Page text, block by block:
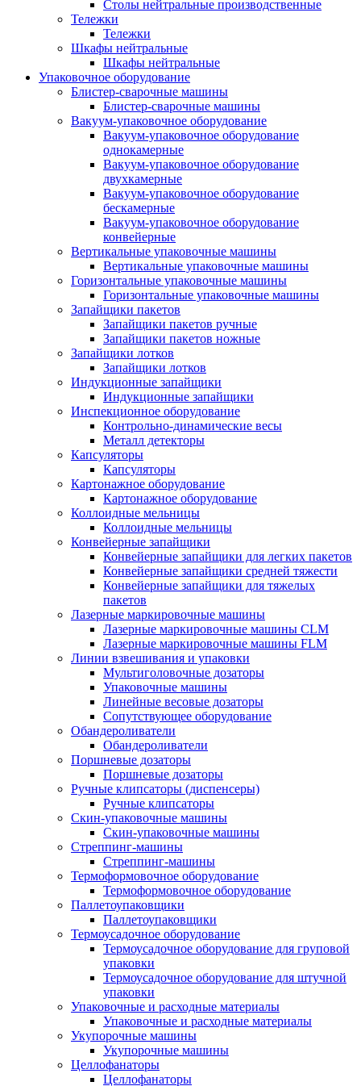
Столы нейтральные производственные
Тележки
Тележки
Шкафы нейтральные
Шкафы нейтральные
Упаковочное оборудование
Блистер-сварочные машины
Блистер-сварочные машины
Вакуум-упаковочное оборудование
Вакуум-упаковочное оборудование
однокамерные
Вакуум-упаковочное оборудование
двухкамерные
Вакуум-упаковочное оборудование
беcкамерные
Вакуум-упаковочное оборудование
конвейерные
Вертикальные упаковочные машины
Вертикальные упаковочные машины
Горизонтальные упаковочные машины
Горизонтальные упаковочные машины
Запайщики пакетов
Запайщики пакетов ручные
Запайщики пакетов ножные
Запайщики лотков
Запайщики лотков
Индукционные запайщики
Индукционные запайщики
Инспекционное оборудование
Контрольно-динамические весы
Металл детекторы
Капсуляторы
Капсуляторы
Картонажное оборудование
Картонажное оборудование
Коллоидные мельницы
Коллоидные мельницы
Конвейерные запайщики
Конвейерные запайщики для легких пакетов
Конвейерные запайщики средней тяжести
Конвейерные запайщики для тяжелых
пакетов
Лазерные маркировочные машины
Лазерные маркировочные машины CLM
Лазерные маркировочные машины FLM
Линии взвешивания и упаковки
Мультиголовочные дозаторы
Упаковочные машины
Линейные весовые дозаторы
Сопутствующее оборудование
Обандероливатели
Обандероливатели
Поршневые дозаторы
Поршневые дозаторы
Ручные клипсаторы (диспенсеры)
Ручные клипсаторы
Скин-упаковочные машины
Скин-упаковочные машины
Стреппинг-машины
Стреппинг-машины
Термоформовочное оборудование
Термоформовочное оборудование
Паллетоупаковщики
Паллетоупаковщики
Термоусадочное оборудование
Термоусадочное оборудование для груповой
упаковки
Термоусадочное оборудование для штучной
упаковки
Упаковочные и расходные материалы
Упаковочные и расходные материалы
Укупорочные машины
Укупорочные машины
Целлофанаторы
Целлофанаторы